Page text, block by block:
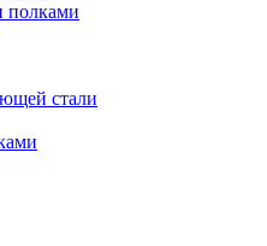
полками
стали